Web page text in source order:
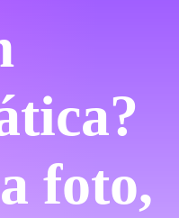
foto,